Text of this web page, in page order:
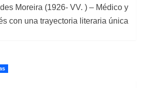
Moreira (1926- VV. ) – Médico y
con una trayectoria literaria única